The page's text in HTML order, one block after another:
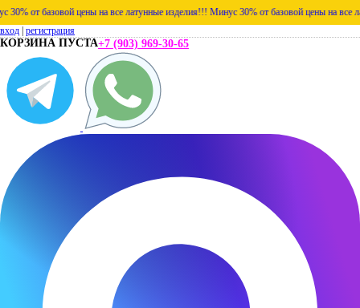
базовой цены на все латунные изделия!!! Минус 30% от базовой цены на все
вход регистрация
КОРЗИНА ПУСТА+7 (903) 969-30-65